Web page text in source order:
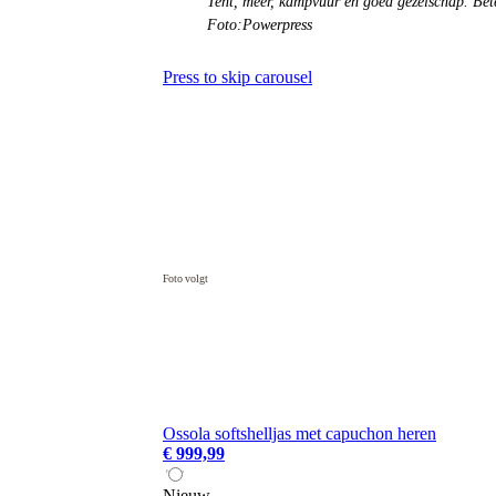
Foto:Powerpress
Press to skip carousel
Ossola softshelljas met capuchon heren
€ 999,99